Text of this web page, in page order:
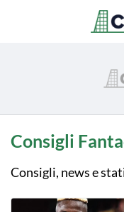
Consigli
Consigli, news e